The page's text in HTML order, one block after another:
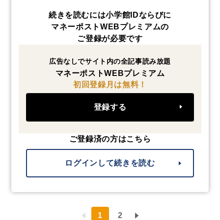
続きを読むには小学館IDならびに
マネーポストWEBプレミアムの
ご登録が必要です
広告なしでサイト内の全記事読み放題
マネーポストWEBプレミアム
初回登録月は無料！
登録する
ご登録済の方はこちら
ログインして続きを読む
1 2